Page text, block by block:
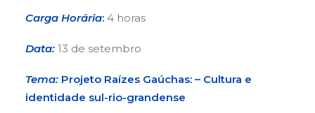
Carga Horária: 4 horas
Data: 13 de setembro
Tema: Projeto Raízes Gaúchas: – Cultura e
identidade sul-rio-grandense